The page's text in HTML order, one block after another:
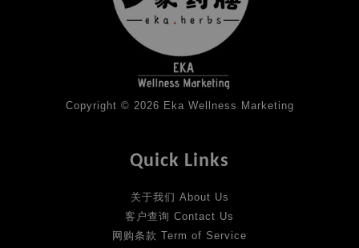
Copyright © 2026 Eka Wellness Marketing
Quick Links
关于我们 About Us
客户查询 Contact Us
网购条款 Term of Service